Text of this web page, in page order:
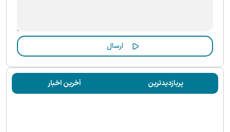
پربازدیدترین آخرین اخبار